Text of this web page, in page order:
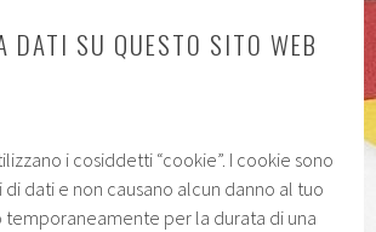
DATI SU QUESTO SITO WEB
i cosiddetti “cookie”. I cookie sono
dati e non causano alcun danno al tuo
temporaneamente per la durata di una